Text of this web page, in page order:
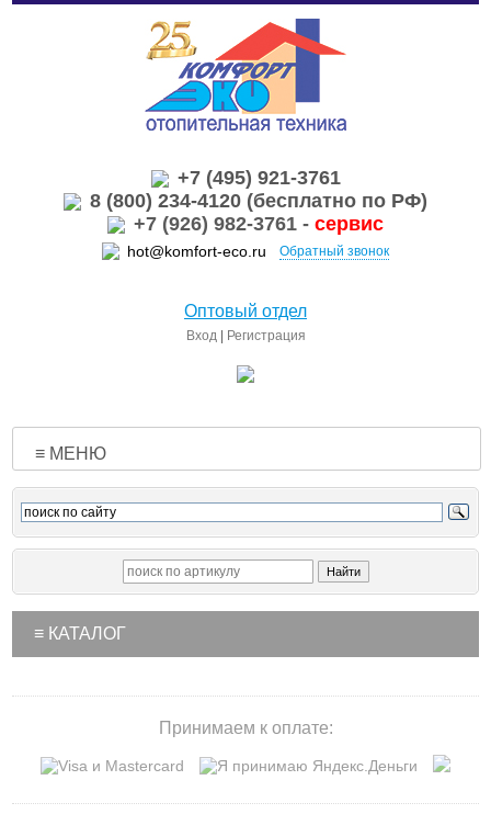
+7 (495) 921-3761
8 (800) 234-4120 (бесплатно по РФ)
+7 (926) 982-3761 - сервис
hot@komfort-eco.ru Обратный звонок
Оптовый отдел
Вход| Регистрация
≡ МЕНЮ
≡ КАТАЛОГ
Принимаем к оплате: